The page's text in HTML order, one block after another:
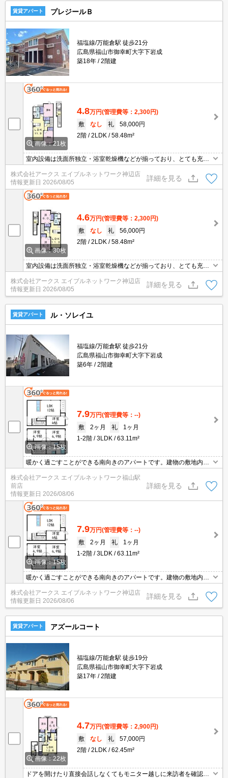
賃貸アパート プレジールＢ
福塩線/万能倉駅 徒歩21分
広島県福山市御幸町大字下岩成
築18年
2階建
画像：21枚
4.8万円(管理費等：2,300円)
敷
なし 礼
58,000円
2階
2LDK 58.48m²
室内設備は洗面所独立・浴室乾燥機などが揃っており、とても充実
す。好評のBS対応物件となっており、初期工事なども必要ありませ
ん。バルコニーをご活用いただけます。新しい生活にお勧めなの
が、こちらのアパートです。
株式会社アークス エイブルネットワーク神辺店
情報更新日 2026/08/05
詳細を見る
画像：30枚
4.6万円(管理費等：2,300円)
敷
なし 礼
56,000円
2階
2LDK 58.48m²
室内設備は洗面所独立・浴室乾燥機などが揃っており、とても充実
しています。来客時にはTVインターホンで訪問者の顔を確認するこ
とができるので防犯対策につながります。バルコニー付きの物件
で、用途に合わせて活用できます。家族みんなで楽しめるBS対応物
件。駐輪場付きの物件です。アパートタイプのお部屋です。
株式会社アークス エイブルネットワーク神辺店
情報更新日 2026/08/05
詳細を見る
賃貸アパート ル・ソレイユ
福塩線/万能倉駅 徒歩21分
広島県福山市御幸町大字下岩成
築6年
2階建
画像：15枚
7.9万円(管理費等：--)
敷
2ヶ月 礼
1ヶ月
1-2階
3LDK 63.11m²
暖かく過ごすことができる南向きのアパートです。建物の敷地内に
空いている駐車場があるのでご利用いただけます。住みやすさが満
載でイチオシのアパートはこちらです。ゆとりのある快適なお住ま
いをお探しの場合は当社の3LDKの物件をご検討ください。上階か
らの騒音がない最上階のお部屋です。
株式会社アークス エイブルネットワーク福山駅
前店
情報更新日 2026/08/06
詳細を見る
画像：15枚
7.9万円(管理費等：--)
敷
2ヶ月 礼
1ヶ月
1-2階
3LDK 63.11m²
暖かく過ごすことができる南向きのアパートです。建物の敷地内に
空いている駐車場があるのでご利用いただけます。住みやすさが満
載でイチオシのアパートはこちらです。ゆとりのある快適なお住ま
いをお探しの場合は当社の3LDKの物件をご検討ください。上階か
らの騒音がない最上階のお部屋です。
株式会社アークス エイブルネットワーク神辺店
情報更新日 2026/08/06
詳細を見る
賃貸アパート アズールコート
福塩線/万能倉駅 徒歩19分
広島県福山市御幸町大字下岩成
築17年
2階建
画像：22枚
4.7万円(管理費等：2,900円)
敷
なし 礼
57,000円
2階
2LDK 62.45m²
ドアを開けたり直接会話しなくてもモニター越しに来訪者を確認で